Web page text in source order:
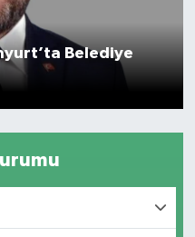
Belediye